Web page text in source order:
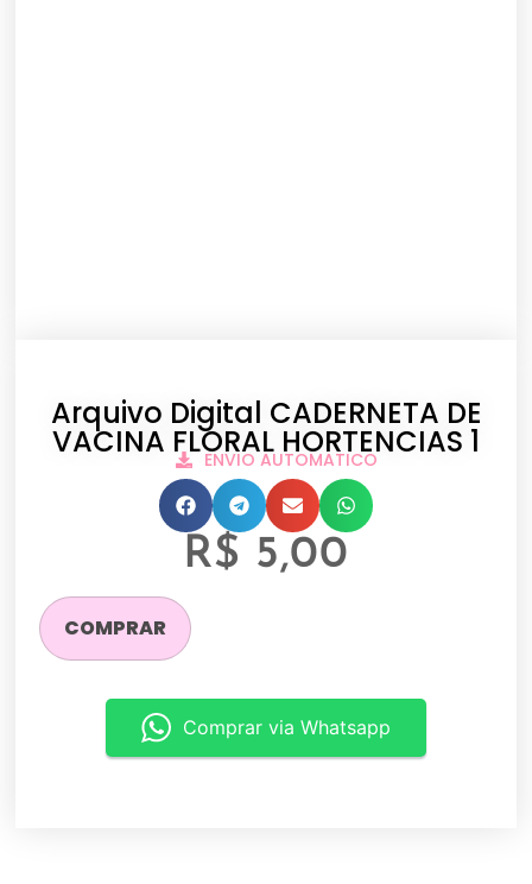
Arquivo Digital CADERNETA DE
VACINA FLORAL HORTENCIAS 1
ENVIO AUTOMATICO
R$ 5,00
COMPRAR
Comprar via Whatsapp